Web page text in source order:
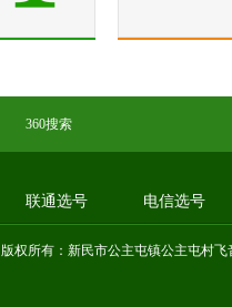
360搜索
联通选号 电信选号
版权所有：新民市公主屯镇公主屯村